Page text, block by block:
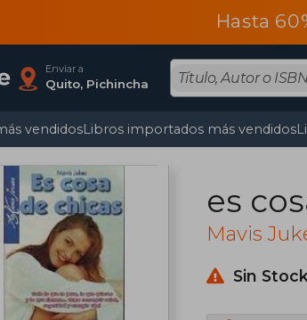
Hasta
Enviar a
Quito, Pichincha
vendidosLibros importados más vendidos
es
Mavis
Sin Stock